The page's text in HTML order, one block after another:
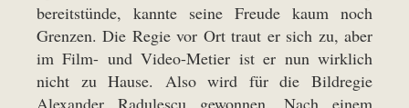
bereitstünde, kannte seine Freude kaum noch
Grenzen. Die Regie vor Ort traut er sich zu, aber
im Film- und Video-Metier ist er nun wirklich
nicht zu Hause. Also wird für die Bildregie
Alexander Radulescu gewonnen. Nach einem